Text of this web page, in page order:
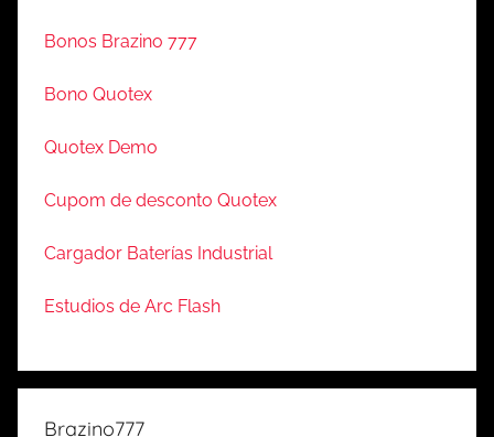
Bonos Brazino 777
Bono Quotex
Quotex Demo
Cupom de desconto Quotex
Cargador Baterías Industrial
Estudios de Arc Flash
Brazino777